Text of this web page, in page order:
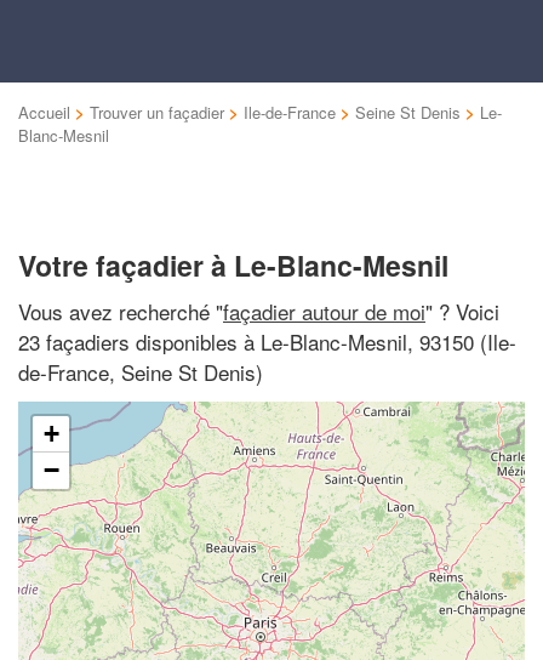
Accueil > Trouver un façadier > Ile-de-France > Seine St Denis > Le-
Blanc-Mesnil
Votre façadier à Le-Blanc-Mesnil
Vous avez recherché "façadier autour de moi" ? Voici
23 façadiers disponibles à Le-Blanc-Mesnil, 93150 (Ile-
de-France, Seine St Denis)
+
−